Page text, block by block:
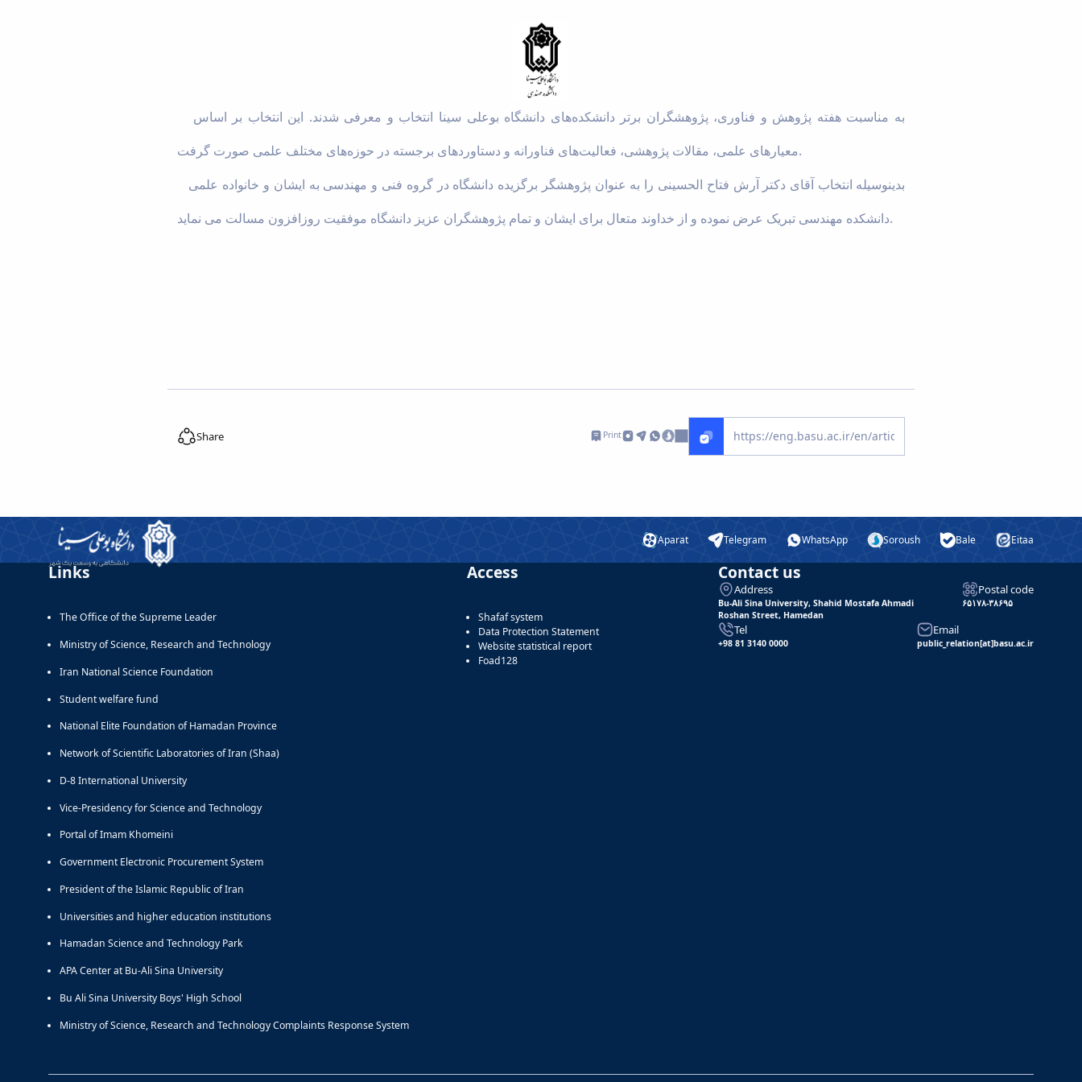
معیارهای علمی، مقالات پژوهشی، فعالیت‌های فناورانه و دستاوردهای برجسته در حوزه‌های مختلف علمی صورت گرفت.
دانشکده مهندسی تبریک عرض نموده و از خداوند متعال برای ایشان و تمام پژوهشگران عزیز دانشگاه موفقیت روزافزون مسالت می نماید.
Share Print
Aparat Telegram WhatsApp Soroush Bale Eitaa
Links
The Office of the Supreme Leader
Ministry of Science, Research and Technology
Iran National Science Foundation
Student welfare fund
National Elite Foundation of Hamadan Province
Network of Scientific Laboratories of Iran (Shaa)
D-8 International University
Vice-Presidency for Science and Technology
Portal of Imam Khomeini
Government Electronic Procurement System
President of the Islamic Republic of Iran
Universities and higher education institutions
Hamadan Science and Technology Park
APA Center at Bu-Ali Sina University
Bu Ali Sina University Boys' High School
Ministry of Science, Research and Technology Complaints Response System
Access
Shafaf system
Data Protection Statement
Website statistical report
Foad128
Contact us
Address
Bu-Ali Sina University, Shahid Mostafa Ahmadi
Roshan Street, Hamedan
Postal code
۶۵۱۷۸-۳۸۶۹۵
Tel
+98 81 3140 0000
Email
public_relation[at]basu.ac.ir